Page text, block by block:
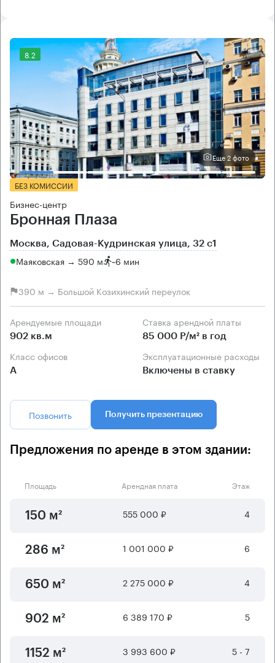
8.2
Еще 2 фото
БЕЗ КОМИССИИ
Бизнес-центр
Бронная Плаза
Москва, Садовая-Кудринская улица, 32 с1
Маяковская → 590 м ~6 мин
390 м → Большой Козихинский переулок
Арендуемые площади
902 кв.м
Ставка арендной платы
85 000 Р/м² в год
Класс офисов
А
Эксплуатационные расходы
Включены в ставку
Позвонить Получить презентацию
Предложения по аренде в этом здании:
Площадь Арендная плата Этаж
150 м² 555 000 ₽ 4
286 м² 1 001 000 ₽ 6
650 м² 2 275 000 ₽ 4
902 м² 6 389 170 ₽ 5
1152 м² 3 993 600 ₽ 5 - 7